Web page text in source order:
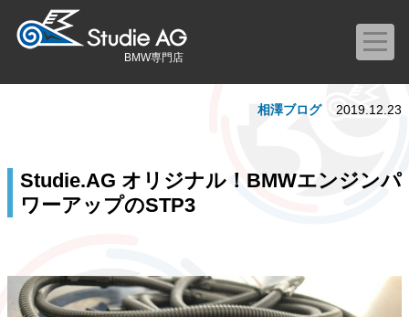
BMW専門店
Studie.AG オリジナル！BMWエンジンパ
ワーアップのSTP3
相澤ブログ 2019.12.23